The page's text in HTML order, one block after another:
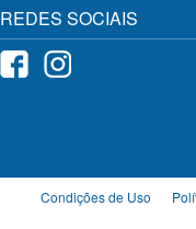
REDES SOCIAIS
Condições de Uso